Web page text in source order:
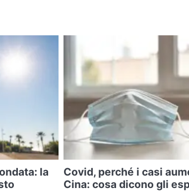
la
Covid, perché i casi
Cina: cosa dicono gli